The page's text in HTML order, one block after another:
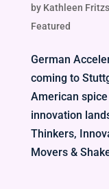
by Kathleen
Featured
German
coming to
American
innovation
Thinkers,
Movers &